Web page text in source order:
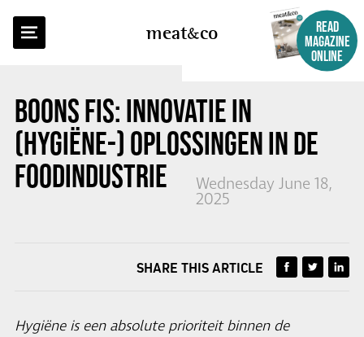
meatco
READ
MAGAZINE
ONLINE
BOONS FIS: INNOVATIE IN
(HYGIËNE-) OPLOSSINGEN IN DE
FOODINDUSTRIE
Wednesday June 18,
2025
BACK TO OVERVIEW
SHARE THIS ARTICLE
Hygiëne is een absolute prioriteit binnen de